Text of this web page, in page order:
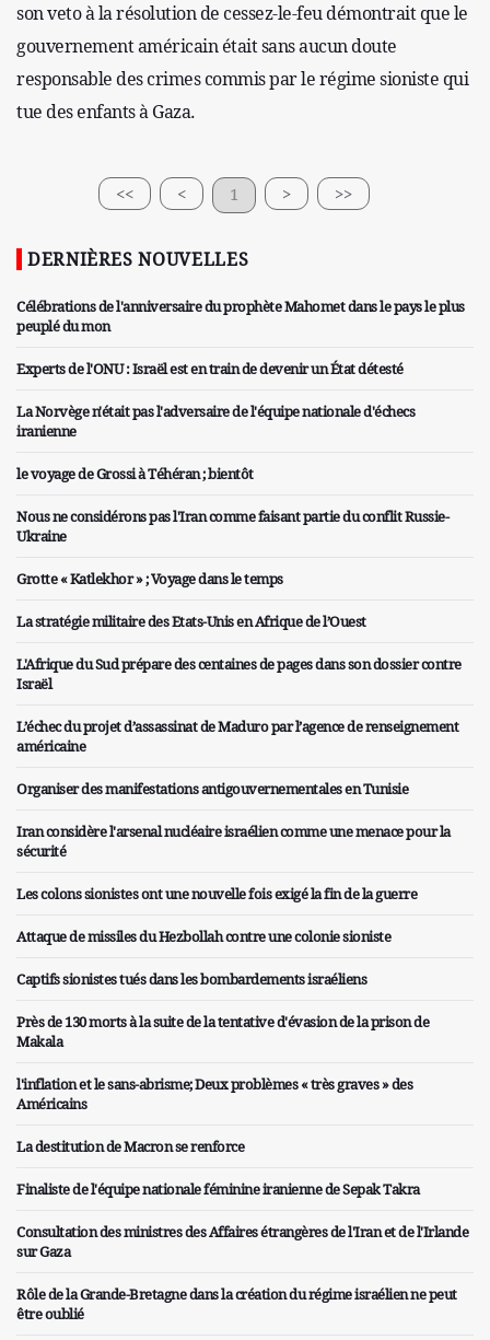
son veto à la résolution de cessez-le-feu démontrait que le
gouvernement américain était sans aucun doute
responsable des crimes commis par le régime sioniste qui
tue des enfants à Gaza.
<< < 1 > >>
DERNIÈRES NOUVELLES
Célébrations de l'anniversaire du prophète Mahomet dans le pays le plus
peuplé du mon
Experts de l'ONU : Israël est en train de devenir un État détesté
La Norvège n'était pas l'adversaire de l'équipe nationale d'échecs
iranienne
le voyage de Grossi à Téhéran ; bientôt
Nous ne considérons pas l'Iran comme faisant partie du conflit Russie-
Ukraine
Grotte « Katlekhor » ; Voyage dans le temps
La stratégie militaire des Etats-Unis en Afrique de l’Ouest
L'Afrique du Sud prépare des centaines de pages dans son dossier contre
Israël
L’échec du projet d’assassinat de Maduro par l’agence de renseignement
américaine
Organiser des manifestations antigouvernementales en Tunisie
Iran considère l'arsenal nucléaire israélien comme une menace pour la
sécurité
Les colons sionistes ont une nouvelle fois exigé la fin de la guerre
Attaque de missiles du Hezbollah contre une colonie sioniste
Captifs sionistes tués dans les bombardements israéliens
Près de 130 morts à la suite de la tentative d'évasion de la prison de
Makala
l'inflation et le sans-abrisme; Deux problèmes « très graves » des
Américains
La destitution de Macron se renforce
Finaliste de l'équipe nationale féminine iranienne de Sepak Takra
Consultation des ministres des Affaires étrangères de l'Iran et de l'Irlande
sur Gaza
Rôle de la Grande-Bretagne dans la création du régime israélien ne peut
être oublié